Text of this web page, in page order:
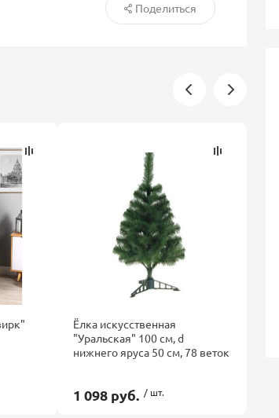
Поделиться
Ёлка искусственная
"Уральская" 100 см, d
нижнего яруса 50 см, 78 веток
1 098 руб. / шт.